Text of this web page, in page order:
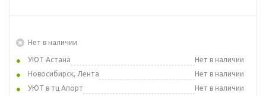
Нет в наличии
УЮТ Астана
Нет в наличии
Новосибирск, Лента
Нет в наличии
УЮТ в тц Апорт
Нет в наличии